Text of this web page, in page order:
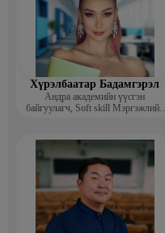
Хүрэлбаатар Бадамгэрэл
Андра академийн үүсгэн
байгуулагч, Soft skill Мэргэжлийн